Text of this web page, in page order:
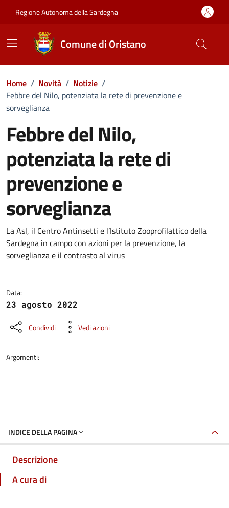
Regione Autonoma della Sardegna
Comune di Oristano
Home / Novità / Notizie /
Febbre del Nilo, potenziata la rete di prevenzione e
sorveglianza
Febbre del Nilo,
potenziata la rete di
prevenzione e
sorveglianza
Dettagli della notizia
La Asl, il Centro Antinsetti e l’Istituto Zooprofilattico della
Sardegna in campo con azioni per la prevenzione, la
sorveglianza e il contrasto al virus
Data:
23 agosto 2022
Condividi Vedi azioni
Argomenti:
INDICE DELLA PAGINA
Descrizione
A cura di